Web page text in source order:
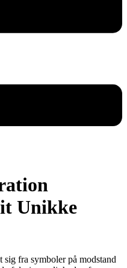
Unikke
fra symboler på modstand